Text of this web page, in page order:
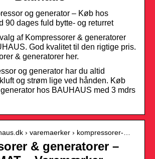
og generator – Køb hos
90 dages fuld bytte- og returret
af Kompressorer & generatorer
God kvalitet til den rigtige pris.
& generatorer her.
og generator har du altid
og strøm lige ved hånden. Køb
hos BAUHAUS med 3 mdrs
› varemaerker › kompressorer-…
& generatorer –